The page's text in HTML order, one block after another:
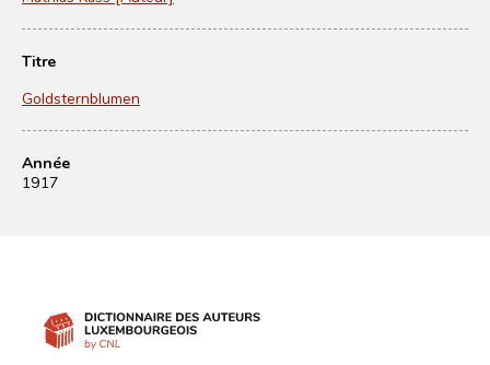
Titre
Goldsternblumen
Année
1917